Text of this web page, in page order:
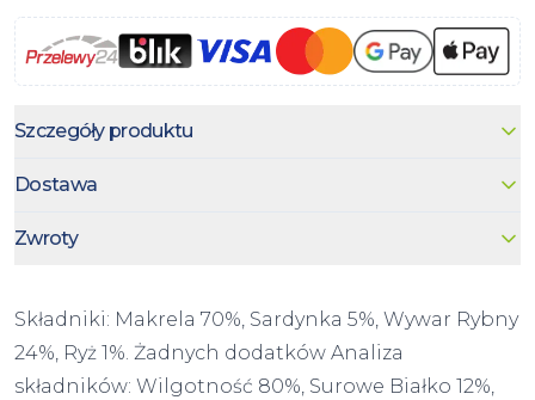
Szczegóły produktu
Dostawa
Zwroty
Składniki: Makrela 70%, Sardynka 5%, Wywar Rybny
24%, Ryż 1%. Żadnych dodatków Analiza
składników: Wilgotność 80%, Surowe Białko 12%,